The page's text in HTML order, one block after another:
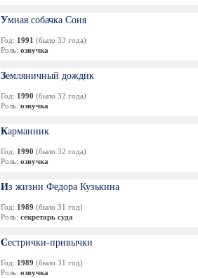
Умная собачка Соня
Год: 1991 (было 33 года)
Роль: озвучка
Земляничный дождик
Год: 1990 (было 32 года)
Роль: озвучка
Карманник
Год: 1990 (было 32 года)
Роль: озвучка
Из жизни Федора Кузькина
Год: 1989 (было 31 год)
Роль: секретарь суда
Сестрички-привычки
Год: 1989 (было 31 год)
Роль: озвучка